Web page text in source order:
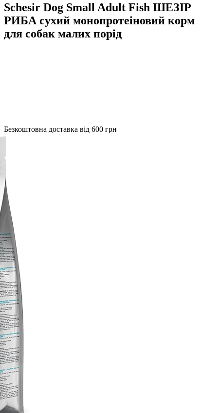
Schesir Dog Small Adult Fish ШЕЗІР
РИБА сухий монопротеіновий корм
для собак малих порід
Безкоштовна доставка від 600 грн